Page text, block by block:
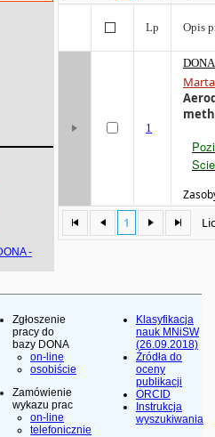
-
Lp Opis
1
1
Zgłoszenie
pracy do
bazy DONA
on-line
osobiście
Zamówienie
wykazu prac
on-line
telefonicznie
Klasyfikacja
nauk MNiSW
(26.09.2018)
Źródła do
oceny
publikacji
ORCID
Instrukcja
wyszukiwania